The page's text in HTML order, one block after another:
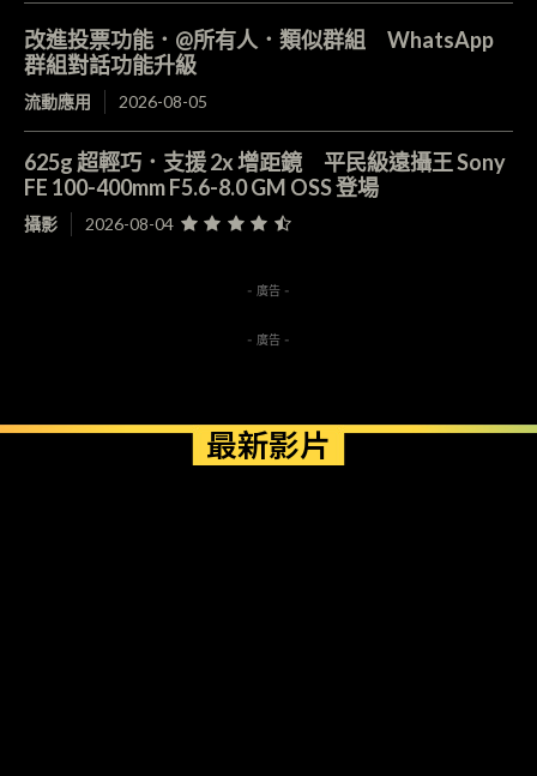
改進投票功能．@所有人．類似群組 WhatsApp
群組對話功能升級
流動應用 2026-08-05
625g 超輕巧．支援 2x 增距鏡 平民級遠攝王 Sony
FE 100-400mm F5.6-8.0 GM OSS 登場
攝影 2026-08-04
- 廣告 -
- 廣告 -
最新影片